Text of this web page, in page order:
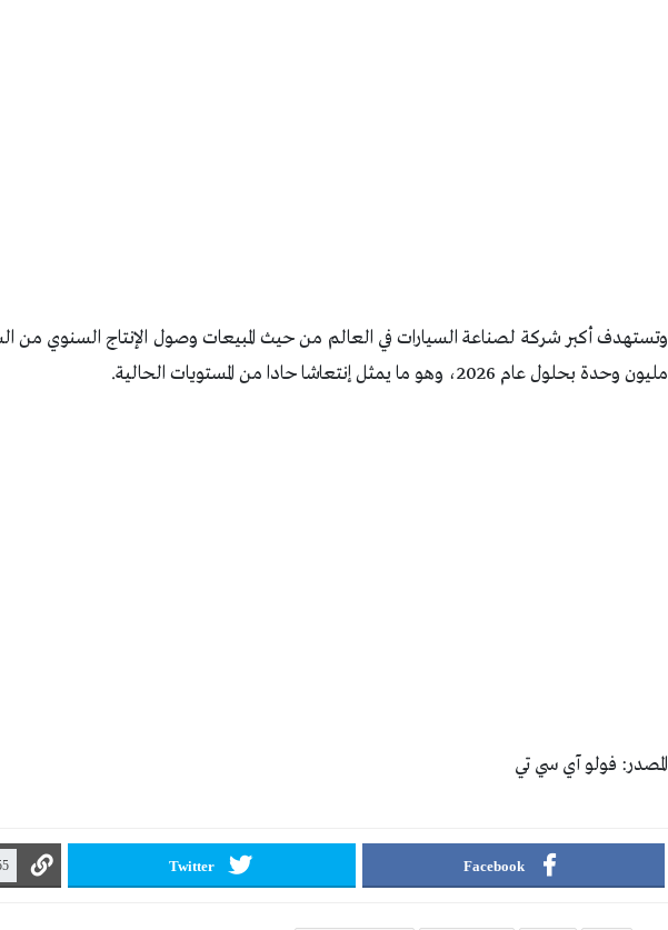
مليون وحدة بحلول عام 2026، وهو ما يمثل إنتعاشا حادا من المستويات الحالية.
المصدر: فولو آي سي تي
Facebook
Twitter